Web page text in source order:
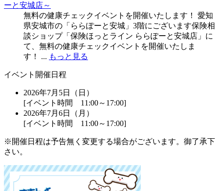
ーと安城店～
無料の健康チェックイベントを開催いたします！ 愛知
県安城市の「ららぽーと安城」3階にございます保険相
談ショップ「保険ほっとライン ららぽーと安城店」に
て、無料の健康チェックイベントを開催いたしま
す！ ... もっと見る
イベント開催日程
2026年7月5日（日）
[イベント時間 11:00～17:00]
2026年7月6日（月）
[イベント時間 11:00～17:00]
※開催日程は予告無く変更する場合がございます。御了承下
さい。